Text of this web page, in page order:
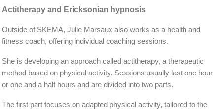
Actitherapy and Ericksonian hypnosis
Outside of SKEMA, Julie Marsaux also works as a health and
fitness coach, offering individual coaching sessions.
She is developing an approach called actitherapy, a therapeutic
method based on physical activity. Sessions usually last one hour
or one and a half hours and are divided into two parts.
The first part focuses on adapted physical activity, tailored to the